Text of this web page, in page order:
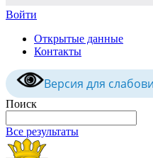
Войти
Открытые данные
Контакты
Версия для
Поиск
Все результаты